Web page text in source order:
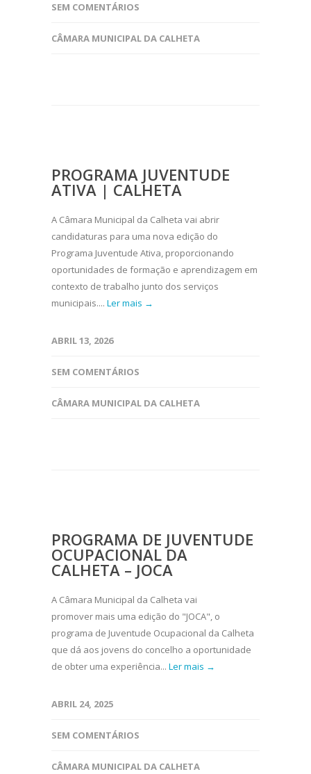
SEM COMENTÁRIOS
CÂMARA MUNICIPAL DA CALHETA
PROGRAMA JUVENTUDE
ATIVA | CALHETA
A Câmara Municipal da Calheta vai abrir
candidaturas para uma nova edição do
Programa Juventude Ativa, proporcionando
oportunidades de formação e aprendizagem em
contexto de trabalho junto dos serviços
municipais.... Ler mais →
ABRIL 13, 2026
SEM COMENTÁRIOS
CÂMARA MUNICIPAL DA CALHETA
PROGRAMA DE JUVENTUDE
OCUPACIONAL DA
CALHETA – JOCA
A Câmara Municipal da Calheta vai
promover mais uma edição do "JOCA", o
programa de Juventude Ocupacional da Calheta
que dá aos jovens do concelho a oportunidade
de obter uma experiência... Ler mais →
ABRIL 24, 2025
SEM COMENTÁRIOS
CÂMARA MUNICIPAL DA CALHETA